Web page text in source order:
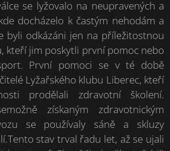
se lyžovalo na neupravených a
docházelo k častým nehodám a
byli odkázáni jen na příležitostnou
kteří jim poskytli první pomoc nebo
První pomoci se v té době
Lyžařského klubu Liberec, kteří
prodělali zdravotní školení.
získaným zdravotnickým
se používaly sáně a skluzy
stav trval řadu let, až se ujali